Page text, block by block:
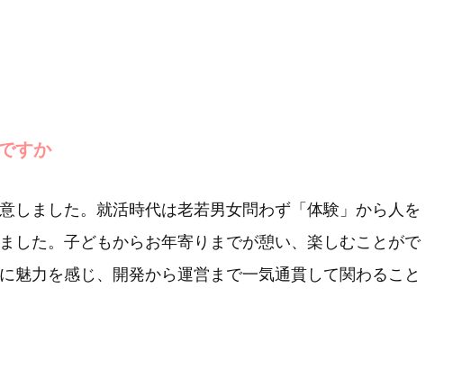
すか
しました。就活時代は老若男女問わず「体験」から人を
した。子どもからお年寄りまでが憩い、楽しむことがで
魅力を感じ、開発から運営まで一気通貫して関わること